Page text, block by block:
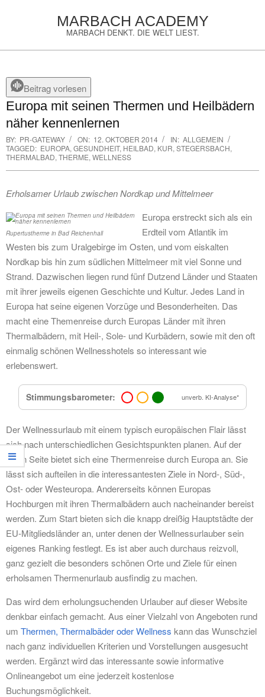
MARBACH ACADEMY
MARBACH DENKT. DIE WELT LIEST.
Menu Beitrag vorlesen
Europa mit seinen Thermen und Heilbädern
näher kennenlernen
BY: PR-GATEWAY ON: 12. OKTOBER 2014 IN: ALLGEMEIN
TAGGED: EUROPA, GESUNDHEIT, HEILBAD, KUR, STEGERSBACH,
THERMALBAD, THERME, WELLNESS
Erholsamer Urlaub zwischen Nordkap und Mittelmeer
Rupertustherme in Bad Reichenhall
Europa erstreckt sich als ein
Erdteil vom Atlantik im
Westen bis zum Uralgebirge im Osten, und vom eiskalten
Nordkap bis hin zum südlichen Mittelmeer mit viel Sonne und
Strand. Dazwischen liegen rund fünf Dutzend Länder und Staaten
mit ihrer jeweils eigenen Geschichte und Kultur. Jedes Land in
Europa hat seine eigenen Vorzüge und Besonderheiten. Das
macht eine Themenreise durch Europas Länder mit ihren
Thermalbädern, mit Heil-, Sole- und Kurbädern, sowie mit den oft
einmalig schönen Wellnesshotels so interessant wie
erlebenswert.
Stimmungsbarometer: unverb. KI-Analyse*
Der Wellnessurlaub mit einem typisch europäischen Flair lässt
sich nach unterschiedlichen Gesichtspunkten planen. Auf der
einen Seite bietet sich eine Thermenreise durch Europa an. Sie
lässt sich aufteilen in die interessantesten Ziele in Nord-, Süd-,
Ost- oder Westeuropa. Andererseits können Europas
Hochburgen mit ihren Thermalbädern auch nacheinander bereist
werden. Zum Start bieten sich die knapp dreißig Hauptstädte der
EU-Mitgliedsländer an, unter denen der Wellnessurlauber sein
eigenes Ranking festlegt. Es ist aber auch durchaus reizvoll,
ganz gezielt die besonders schönen Orte und Ziele für einen
erholsamen Thermenurlaub ausfindig zu machen.
Das wird dem erholungsuchenden Urlauber auf dieser Website
denkbar einfach gemacht. Aus einer Vielzahl von Angeboten rund
um Thermen, Thermalbäder oder Wellness kann das Wunschziel
nach ganz individuellen Kriterien und Vorstellungen ausgesucht
werden. Ergänzt wird das interessante sowie informative
Onlineangebot um eine jederzeit kostenlose
Buchungsmöglichkeit.